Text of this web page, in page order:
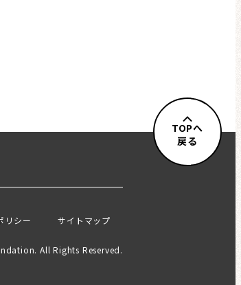
TOPへ
戻る
リシー サイトマップ
All Rights Reserved.